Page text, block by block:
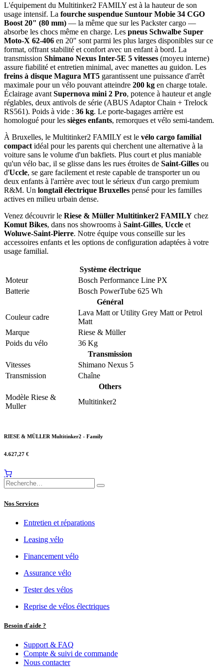
L'équipement du Multitinker2 FAMILY est à la hauteur de son
usage intensif. La fourche suspendue Suntour Mobie 34 CGO
Boost 20" (80 mm) — la même que sur les Packster cargo —
absorbe les chocs même en charge. Les pneus Schwalbe Super
Moto-X 62-406 en 20" sont parmi les plus larges disponibles sur ce
format, offrant stabilité et confort avec un enfant à bord. La
transmission Shimano Nexus Inter-5E 5 vitesses (moyeu interne)
assure fiabilité et entretien minimal, avec manettes au guidon. Les
freins à disque Magura MT5 garantissent une puissance d'arrêt
maximale pour un vélo pouvant atteindre 200 kg en charge totale.
Éclairage avant Supernova mini 2 Pro, potence à hauteur et angle
réglables, deux antivols de série (ABUS Adaptor Chain + Trelock
RS561). Poids à vide : 36 kg. Le porte-bagages arrière est
homologué pour les sièges enfants, remorques et vélo semi-tandem.
À Bruxelles, le Multitinker2 FAMILY est le vélo cargo familial
compact idéal pour les parents qui cherchent une alternative à la
voiture sans le volume d'un bakfiets. Plus court et plus maniable
qu'un vélo bac, il se glisse dans les rues étroites de Saint-Gilles ou
d'Uccle, se gare facilement et reste capable de transporter un ou
deux enfants à l'arrière avec tout le sérieux d'un cargo premium
R&M. Un longtail électrique Bruxelles pensé pour les familles
actives en milieu urbain dense.
Venez découvrir le Riese & Müller Multitinker2 FAMILY chez
Komut Bikes, dans nos showrooms à Saint-Gilles, Uccle et
Woluwe-Saint-Pierre. Notre équipe vous conseille sur les
accessoires enfants et les options de configuration adaptées à votre
usage familial.
Système électrique
Moteur
Bosch Performance Line PX
Batterie
Bosch PowerTube 625 Wh
Général
Couleur cadre
Lava Matt orUtility Grey Matt orPetrol
Matt
Marque
Riese & Müller
Poids du vélo
36 Kg
Transmission
Vitesses
Shimano Nexus 5
Transmission
Chaîne
Others
Modèle Riese &
Muller
Multitinker2
RIESE & MÜLLER Multitinker2 - Family
4.627,27 €
Nos Services
Entretien et réparations
Leasing vélo
Financement vélo
Assurance vélo
Tester des vélos
Reprise de vélos électriques
Besoin d'aide ?
Support & FAQ
Compte & suivi de commande
Nous contacter